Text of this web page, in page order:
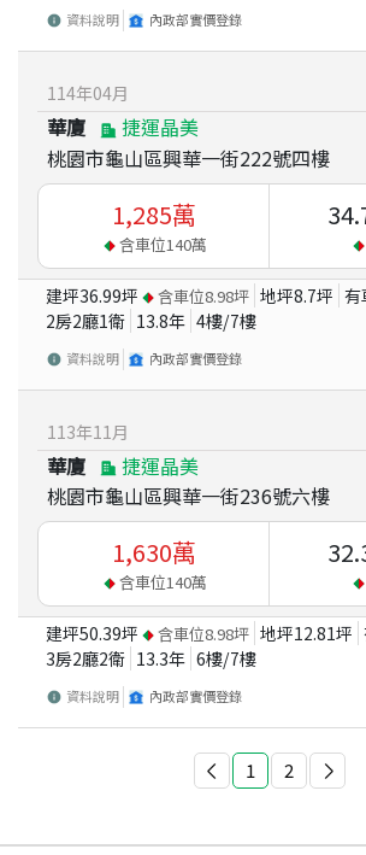
資料說明 內政部實價登錄
114年04月
華廈
捷運晶美
桃園市龜山區興華一街222號四樓
1,285萬
含車位140萬
建坪36.99坪 含車位8.98坪 地坪8.7坪 有
2房2廳1衛 13.8年 4樓/7樓
資料說明 內政部實價登錄
113年11 月
華廈
捷運晶美
桃園市龜山區興華一街236號六樓
1,630萬
含車位140萬
建坪50.39坪 含車位8.98坪 地坪12.81坪
3房2廳2衛 13.3年 6樓/7樓
資料說明 內政部實價登錄
1 2